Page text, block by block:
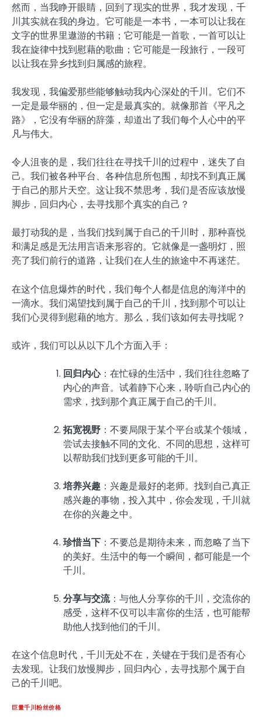
然而，当我睁开眼睛，回到了现实的世界，我才发现，千
川其实就在我的身边。它可能是一本书，一本可以让我在
文字的世界里遨游的书籍；它可能是一首歌，一首可以让
我在旋律中找到慰藉的歌曲；它可能是一段旅行，一段可
以让我在异乡找到归属感的旅程。
我发现，我偏爱那些能够触动我内心深处的千川。它们不
一定是最华丽的，但一定是最真实的。就像那首《平凡之
路》，它没有华丽的辞藻，却道出了我们每个人心中的平
凡与伟大。
令人沮丧的是，我们往往在寻找千川的过程中，迷失了自
己。我们被各种平台、各种信息所包围，却找不到真正属
于自己的那片天空。这让我不禁思考，我们是否应该放慢
脚步，回归内心，去寻找那个真实的自己？
最打动我的是，当我们找到属于自己的千川时，那种喜悦
和满足感是无法用言语来形容的。它就像是一盏明灯，照
亮了我们前行的道路，让我们在人生的旅途中不再迷茫。
在这个信息爆炸的时代，我们每个人都是信息的海洋中的
一滴水。我们渴望找到属于自己的千川，找到那个可以让
我们心灵得到慰藉的地方。那么，我们该如何去寻找呢？
或许，我们可以从以下几个方面入手：
回归内心：在忙碌的生活中，我们往往忽略了
内心的声音。试着静下心来，聆听自己内心的
需求，找到那个真正属于自己的千川。
拓宽视野 ：不要局限于某个平台或某个领域，
尝试去接触不同的文化、不同的思想，这样可
以帮助我们找到更多可能的千川。
培养兴趣 ：兴趣是最好的老师。找到自己真正
感兴趣的事物，投入其中，你会发现，千川就
在你的兴趣之中。
珍惜当下 ：不要总是期待未来，而忽略了当下
的美好。生活中的每一个瞬间，都可能是一个
千川。
分享与交流：与他人分享你的千川，交流你的
感受，这样不仅可以丰富你的生活，也可能帮
助他人找到他们的千川。
在这个信息时代，千川无处不在，关键在于我们是否有心
去发现。让我们放慢脚步，回归内心，去寻找那个属于自
己的千川吧。
巨量千川粉丝价格